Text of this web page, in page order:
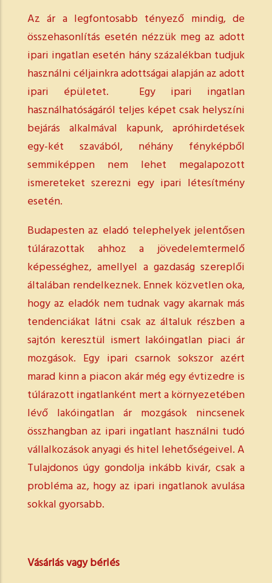
Az ár a legfontosabb tényező mindig, de
összehasonlítás esetén nézzük meg az adott
ipari ingatlan esetén hány százalékban tudjuk
használni céljainkra adottságai alapján az adott
ipari épületet. Egy ipari ingatlan
használhatóságáról teljes képet csak helyszíni
bejárás alkalmával kapunk, apróhirdetések
egy-két szavából, néhány fényképből
semmiképpen nem lehet megalapozott
ismereteket szerezni egy ipari létesítmény
esetén.
Budapesten az eladó telephelyek jelentősen
túlárazottak ahhoz a jövedelemtermelő
képességhez, amellyel a gazdaság szereplői
általában rendelkeznek. Ennek közvetlen oka,
hogy az eladók nem tudnak vagy akarnak más
tendenciákat látni csak az általuk részben a
sajtón keresztül ismert lakóingatlan piaci ár
mozgások. Egy ipari csarnok sokszor azért
marad kinn a piacon akár még egy évtizedre is
túlárazott ingatlanként mert a környezetében
lévő lakóingatlan ár mozgások nincsenek
összhangban az ipari ingatlant használni tudó
vállalkozások anyagi és hitel lehetőségeivel. A
Tulajdonos úgy gondolja inkább kivár, csak a
probléma az, hogy az ipari ingatlanok avulása
sokkal gyorsabb.
Vásárlás vagy bérlés